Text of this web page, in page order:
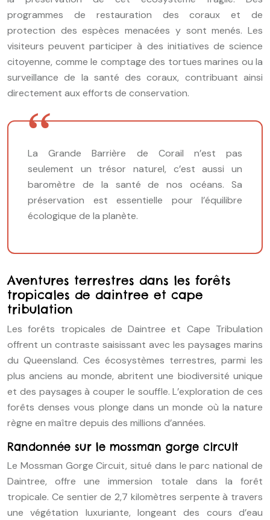
programmes de restauration des coraux et de
protection des espèces menacées y sont menés. Les
visiteurs peuvent participer à des initiatives de science
citoyenne, comme le comptage des tortues marines ou la
surveillance de la santé des coraux, contribuant ainsi
directement aux efforts de conservation.
La Grande Barrière de Corail n’est pas
seulement un trésor naturel, c’est aussi un
baromètre de la santé de nos océans. Sa
préservation est essentielle pour l’équilibre
écologique de la planète.
Aventures terrestres dans les forêts
tropicales de daintree et cape
tribulation
Les forêts tropicales de Daintree et Cape Tribulation
offrent un contraste saisissant avec les paysages marins
du Queensland. Ces écosystèmes terrestres, parmi les
plus anciens au monde, abritent une biodiversité unique
et des paysages à couper le souffle. L’exploration de ces
forêts denses vous plonge dans un monde où la nature
règne en maître depuis des millions d’années.
Randonnée sur le mossman gorge circuit
Le Mossman Gorge Circuit, situé dans le parc national de
Daintree, offre une immersion totale dans la forêt
tropicale. Ce sentier de 2,7 kilomètres serpente à travers
une végétation luxuriante, longeant des cours d’eau